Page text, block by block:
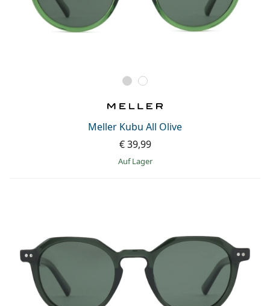
Meller Kubu All Olive
€ 39,99
auf Lager